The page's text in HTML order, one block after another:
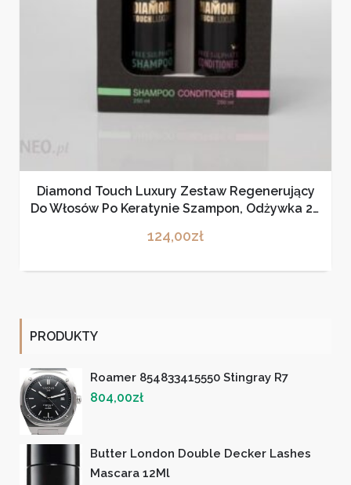
Diamond Touch Luxury Zestaw Regenerujący
Do Włosów Po Keratynie Szampon, Odżywka 2X
124,00zł
PRODUKTY
Roamer 854833415550 Stingray R7
804,00zł
Butter London Double Decker Lashes
Mascara 12Ml